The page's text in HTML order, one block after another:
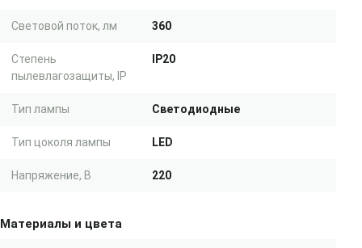
Световой поток, лм 360
Степень
пылевлагозащиты, IP
IP20
Тип лампы Светодиодные
Тип цоколя лампы LED
Напряжение, В 220
Материалы и цвета